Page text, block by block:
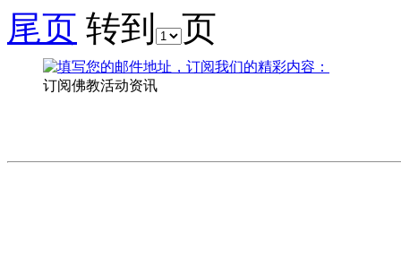
尾页 转到 页
订阅佛教活动资讯